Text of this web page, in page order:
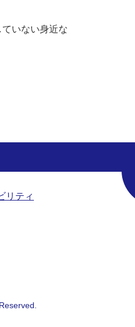
いない身近な
リティ